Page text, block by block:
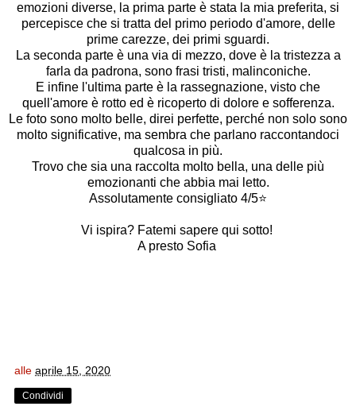
emozioni diverse, la prima parte è stata la mia preferita, si
percepisce che si tratta del primo periodo d'amore, delle
prime carezze, dei primi sguardi.
La seconda parte è una via di mezzo, dove è la tristezza a
farla da padrona, sono frasi tristi, malinconiche.
E infine l'ultima parte è la rassegnazione, visto che
quell'amore è rotto ed è ricoperto di dolore e sofferenza.
Le foto sono molto belle, direi perfette, perché non solo sono
molto significative, ma sembra che parlano raccontandoci
qualcosa in più.
Trovo che sia una raccolta molto bella, una delle più
emozionanti che abbia mai letto.
Assolutamente consigliato 4/5⭐
Vi ispira? Fatemi sapere qui sotto!
A presto Sofia
alle aprile 15, 2020
Condividi